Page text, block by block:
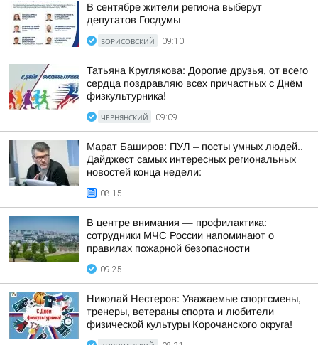
В сентябре жители региона выберут
депутатов Госдумы
БОРИСОВСКИЙ 09:10
Татьяна Круглякова: Дорогие друзья, от всего
сердца поздравляю всех причастных с Днём
физкультурника!
ЧЕРНЯНСКИЙ 09:09
Марат Баширов: ПУЛ – посты умных людей..
Дайджест самых интересных региональных
новостей конца недели:
08:15
В центре внимания — профилактика:
сотрудники МЧС России напоминают о
правилах пожарной безопасности
09:25
Николай Нестеров: Уважаемые спортсмены,
тренеры, ветераны спорта и любители
физической культуры Корочанского округа!